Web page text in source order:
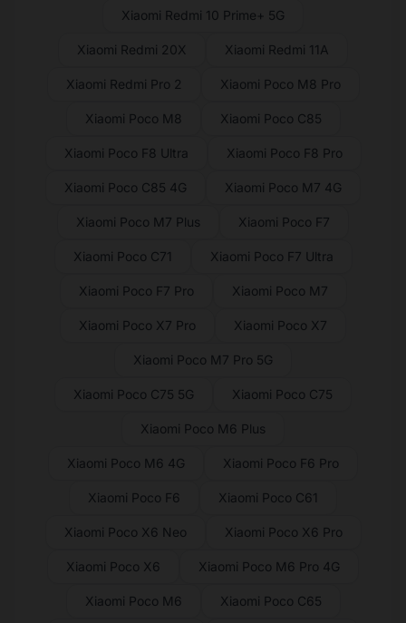
Xiaomi Redmi 10 Prime+ 5G
Xiaomi Redmi 20X Xiaomi Redmi 11A
Xiaomi Redmi Pro 2 Xiaomi Poco M8 Pro
Xiaomi Poco M8 Xiaomi Poco C85
Xiaomi Poco F8 Ultra Xiaomi Poco F8 Pro
Xiaomi Poco C85 4G Xiaomi Poco M7 4G
Xiaomi Poco M7 Plus Xiaomi Poco F7
Xiaomi Poco C71 Xiaomi Poco F7 Ultra
Xiaomi Poco F7 Pro Xiaomi Poco M7
Xiaomi Poco X7 Pro Xiaomi Poco X7
Xiaomi Poco M7 Pro 5G
Xiaomi Poco C75 5G Xiaomi Poco C75
Xiaomi Poco M6 Plus
Xiaomi Poco M6 4G Xiaomi Poco F6 Pro
Xiaomi Poco F6 Xiaomi Poco C61
Xiaomi Poco X6 Neo Xiaomi Poco X6 Pro
Xiaomi Poco X6 Xiaomi Poco M6 Pro 4G
Xiaomi Poco M6 Xiaomi Poco C65